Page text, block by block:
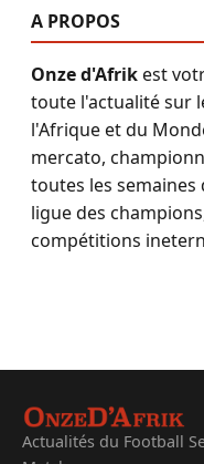
A PROPOS
Onze d'Afrikest
toute l'actualité sur
l'Afrique et du
mercato,
toutes les semaines
ligue des
compétitions
Actualités du Football